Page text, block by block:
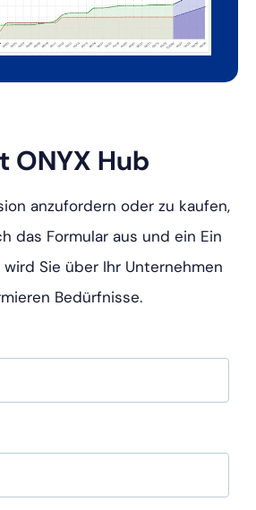
ONYX Hub
anzufordern oder zu kaufen,
das Formular aus und ein Ein
Sie über Ihr Unternehmen
Bedürfnisse.